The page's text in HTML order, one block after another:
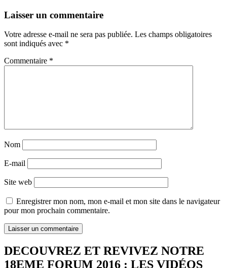
Laisser un commentaire
Votre adresse e-mail ne sera pas publiée. Les champs obligatoires
sont indiqués avec *
Commentaire *
Nom
E-mail
Site web
Enregistrer mon nom, mon e-mail et mon site dans le navigateur
pour mon prochain commentaire.
DECOUVREZ ET REVIVEZ NOTRE
18EME FORUM 2016 : LES VIDÉOS